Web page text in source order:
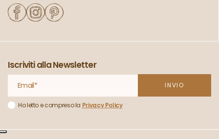
Iscriviti alla Newsletter
Ho letto e compreso la Privacy Policy